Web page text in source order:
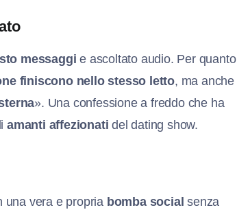
messaggi e ascoltato audio. Per quanto
finiscono nello stesso letto, ma anche
». Una confessione a freddo che ha
amanti affezionatidel dating show.
una vera e propria bomba social senza